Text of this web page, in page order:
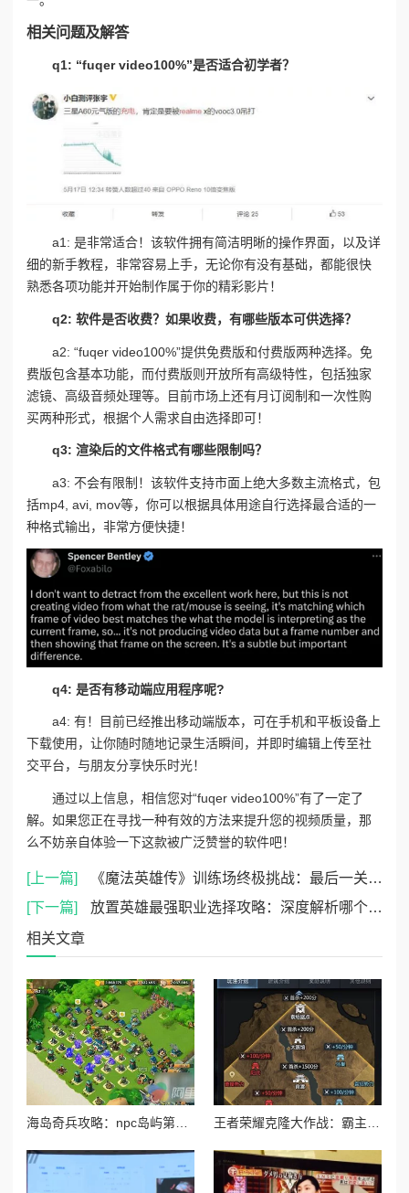
相关问题及解答
q1: “fuqer video100%”是否适合初学者？
a1: 是非常适合！该软件拥有简洁明晰的操作界面，以及详
细的新手教程，非常容易上手，无论你有没有基础，都能很快
熟悉各项功能并开始制作属于你的精彩影片！
q2: 软件是否收费？如果收费，有哪些版本可供选择？
a2: “fuqer video100%”提供免费版和付费版两种选择。免
费版包含基本功能，而付费版则开放所有高级特性，包括独家
滤镜、高级音频处理等。目前市场上还有月订阅制和一次性购
买两种形式，根据个人需求自由选择即可！
q3: 渲染后的文件格式有哪些限制吗？
a3: 不会有限制！该软件支持市面上绝大多数主流格式，包
括mp4, avi, mov等，你可以根据具体用途自行选择最合适的一
种格式输出，非常方便快捷！
q4: 是否有移动端应用程序呢?
a4: 有！目前已经推出移动端版本，可在手机和平板设备上
下载使用，让你随时随地记录生活瞬间，并即时编辑上传至社
交平台，与朋友分享快乐时光！
通过以上信息，相信您对“fuqer video100%”有了一定了
解。如果您正在寻找一种有效的方法来提升您的视频质量，那
么不妨亲自体验一下这款被广泛赞誉的软件吧！
[上一篇]
《魔法英雄传》训练场终极挑战：最后一关高效打法全解析
[下一篇]
放置英雄最强职业选择攻略：深度解析哪个角色最厉害
相关文章